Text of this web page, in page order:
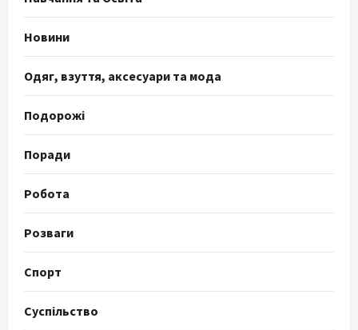
Новини
Одяг, взуття, аксесуари та мода
Подорожі
Поради
Робота
Розваги
Спорт
Суспільство